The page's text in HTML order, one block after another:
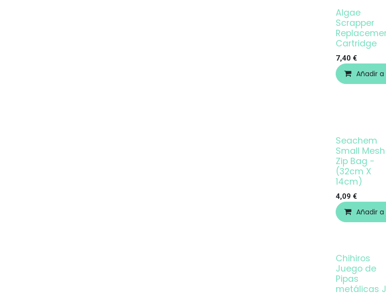
Algae
Scrapper
Cartridge
7,40 €
Añadir
Seachem
Small Mesh
Zip Bag -
(32cm X
14cm)
4,09 €
Añadir
Chihiros
Juego de
Pipas
metálicas